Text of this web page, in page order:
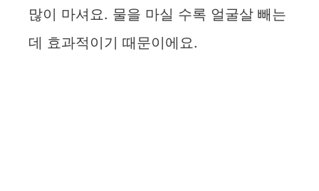
많이 마셔요. 물을 마실 수록 얼굴살 빼는
데 효과적이기 때문이에요.